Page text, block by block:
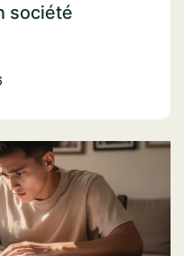
société